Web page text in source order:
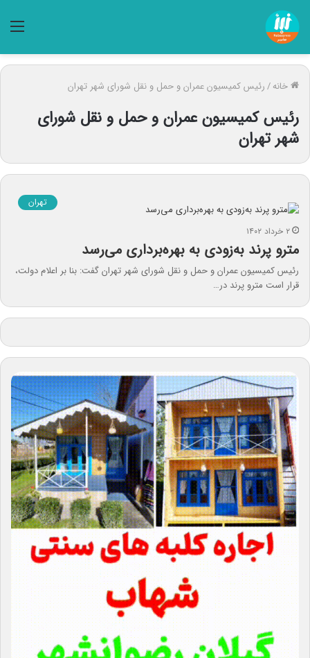
خانه/رئیس کمیسیون عمران و حمل و نقل شورای شهر تهران
رئیس کمیسیون عمران و حمل و نقل شورای
شهر تهران
تهران
۲ خرداد ۱۴۰۲
مترو پرند به‌زودی به بهره‌برداری می‌رسد
رئیس کمیسیون عمران و حمل و نقل شورای شهر تهران گفت: بنا بر اعلام دولت،
قرار است مترو پرند در…